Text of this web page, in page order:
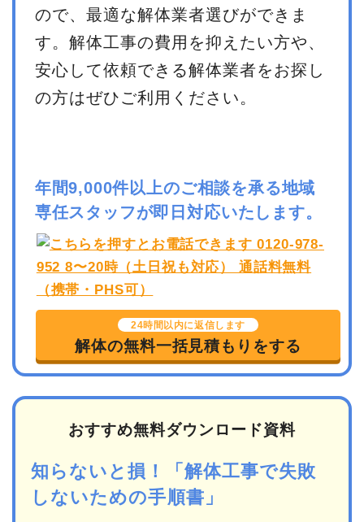
ので、最適な解体業者選びができま
す。解体工事の費用を抑えたい方や、
安心して依頼できる解体業者をお探し
の方はぜひご利用ください。
年間9,000件以上のご相談を承る地域
専任スタッフが即日対応いたします。
24時間以内に返信します
解体の無料一括見積もりをする
おすすめ無料ダウンロード資料
知らないと損！「解体工事で失敗
しないための手順書」